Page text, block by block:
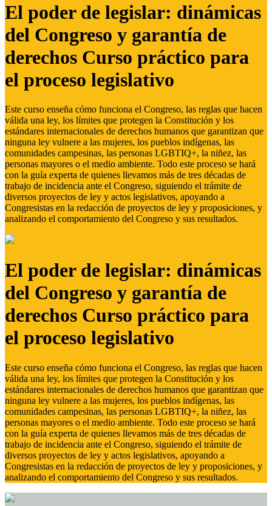
El poder de legislar: dinámicas
del Congreso y garantía de
derechos Curso práctico para
el proceso legislativo
Este curso enseña cómo funciona el Congreso, las reglas que hacen
válida una ley, los límites que protegen la Constitución y los
estándares internacionales de derechos humanos que garantizan que
ninguna ley vulnere a las mujeres, los pueblos indígenas, las
comunidades campesinas, las personas LGBTIQ+, la niñez, las
personas mayores o el medio ambiente. Todo este proceso se hará
con la guía experta de quienes llevamos más de tres décadas de
trabajo de incidencia ante el Congreso, siguiendo el trámite de
diversos proyectos de ley y actos legislativos, apoyando a
Congresistas en la redacción de proyectos de ley y proposiciones, y
analizando el comportamiento del Congreso y sus resultados.
El poder de legislar: dinámicas
del Congreso y garantía de
derechos Curso práctico para
el proceso legislativo
Este curso enseña cómo funciona el Congreso, las reglas que hacen
válida una ley, los límites que protegen la Constitución y los
estándares internacionales de derechos humanos que garantizan que
ninguna ley vulnere a las mujeres, los pueblos indígenas, las
comunidades campesinas, las personas LGBTIQ+, la niñez, las
personas mayores o el medio ambiente. Todo este proceso se hará
con la guía experta de quienes llevamos más de tres décadas de
trabajo de incidencia ante el Congreso, siguiendo el trámite de
diversos proyectos de ley y actos legislativos, apoyando a
Congresistas en la redacción de proyectos de ley y proposiciones, y
analizando el comportamiento del Congreso y sus resultados.